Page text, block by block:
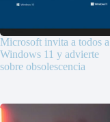
Microsoft invita a todos a
Windows 11 y advierte
sobre obsolescencia